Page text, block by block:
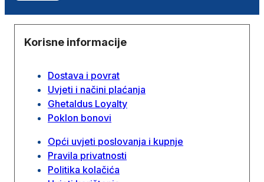
Korisne informacije
Dostava i povrat
Uvjeti i načini plaćanja
Ghetaldus Loyalty
Poklon bonovi
Opći uvjeti poslovanja i kupnje
Pravila privatnosti
Politika kolačića